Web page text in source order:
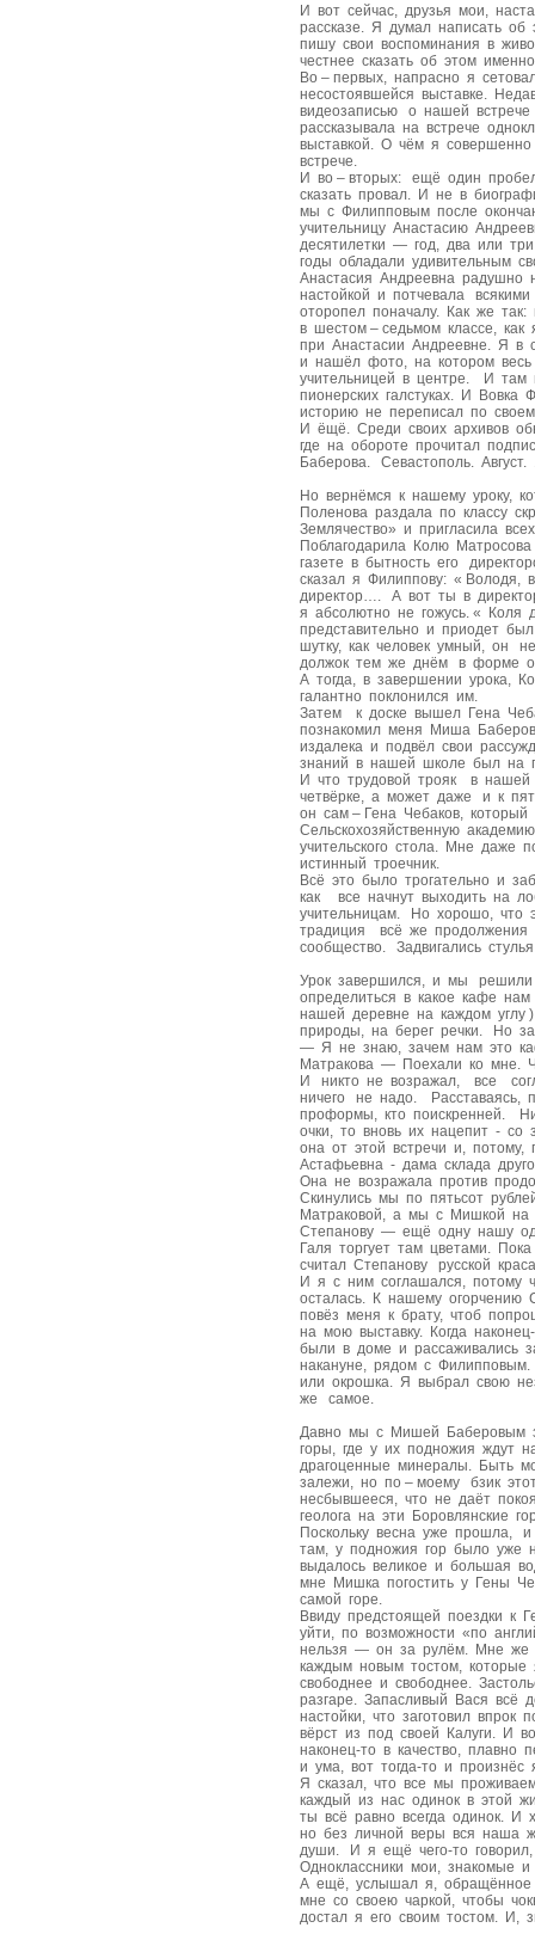
И вот сейчас, друзья мои,
рассказе. Я думал написать
пишу свои воспоминания в
честнее сказать об этом
Во – первых, напрасно я
несостоявшейся выставке.
видеозаписью о нашей
рассказывала на встрече
выставкой. О чём я
встрече.
И во – вторых: ещё один
сказать провал. И не в
мы с Филипповым после
учительницу Анастасию
десятилетки — год, два или
годы обладали удивительным
Анастасия Андреевна радушно
настойкой и потчевала
оторопел поначалу. Как же
в шестом – седьмом классе,
при Анастасии Андреевне. Я в
и нашёл фото, на котором
учительницей в центре. И там
пионерских галстуках. И
историю не переписал по
И ёщё. Среди своих архивов
где на обороте прочитал
Баберова. Севастополь.
Но вернёмся к нашему уроку,
Поленова раздала по классу
Землячество» и пригласила
Поблагодарила Колю
газете в бытность его
сказал я Филиппову: «
директор…. А вот ты в
я абсолютно не гожусь. « Коля
представительно и приодет
шутку, как человек умный, он
должок тем же днём в форме
А тогда, в завершении урока,
галантно поклонился им.
Затем к доске вышел Гена
познакомил меня Миша
издалека и подвёл свои
знаний в нашей школе был на
И что трудовой трояк в
четвёрке, а может даже и к
он сам – Гена Чебаков,
Сельскохозяйственную
учительского стола. Мне даже
истинный троечник.
Всё это было трогательно и
как все начнут выходить на
учительницам. Но хорошо, что
традиция всё же
сообщество. Задвигались
Урок завершился, и мы решили
определиться в какое кафе
нашей деревне на каждом
природы, на берег речки. Но
— Я не знаю, зачем нам это
Матракова — Поехали ко мне.
И никто не возражал, все
ничего не надо. Расставаясь,
проформы, кто поискренней.
очки, то вновь их нацепит -
она от этой встречи и,
Астафьевна - дама склада
Она не возражала против
Скинулись мы по пятьсот
Матраковой, а мы с Мишкой
Степанову — ещё одну нашу
Галя торгует там цветами.
считал Степанову русской
И я с ним соглашался, потому
осталась. К нашему
повёз меня к брату, чтоб
на мою выставку. Когда
были в доме и рассаживались
накануне, рядом с
или окрошка. Я выбрал свою
же самое.
Давно мы с Мишей Баберовым
горы, где у их подножия ждут
драгоценные минералы. Быть
залежи, но по – моему бзик
несбывшееся, что не даёт
геолога на эти Боровлянские
Поскольку весна уже прошла,
там, у подножия гор было уже
выдалось великое и большая
мне Мишка погостить у Гены
самой горе.
Ввиду предстоящей поездки к
уйти, по возможности «по
нельзя — он за рулём. Мне же
каждым новым тостом,
свободнее и свободнее.
разгаре. Запасливый Вася всё
настойки, что заготовил
вёрст из под своей Калуги. И
наконец-то в качество,
и ума, вот тогда-то и произнёс
Я сказал, что все мы
каждый из нас одинок в этой
ты всё равно всегда одинок. И
но без личной веры вся наша
души. И я ещё чего-то
Одноклассники мои, знакомые
А ещё, услышал я, обращённое
мне со своею чаркой, чтобы
достал я его своим тостом. И,